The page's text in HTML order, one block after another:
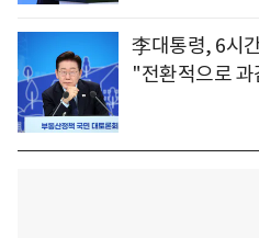
李대통령, 6시
"전환적으로